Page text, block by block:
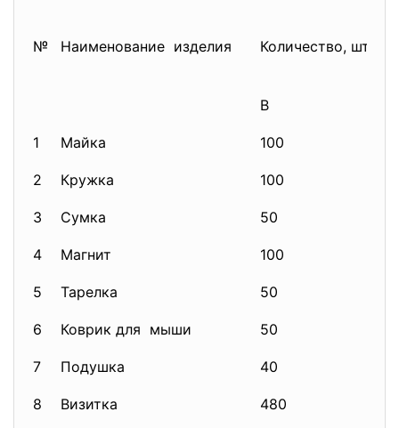
№ Наименование изделия Количество, шт.
В
1 Майка 100
2 Кружка 100
3 Сумка 50
4 Магнит 100
5 Тарелка 50
6 Коврик для мыши 50
7 Подушка 40
8 Визитка 480